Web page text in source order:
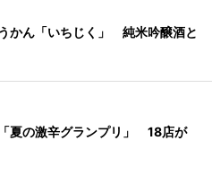
かん「いちじく」 純米吟醸酒と
夏の激辛グランプリ」 18店が